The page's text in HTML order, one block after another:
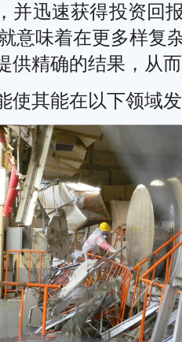
并迅速获得投资回
意味着在更多样复
供精确的结果，从
使其能在以下领域